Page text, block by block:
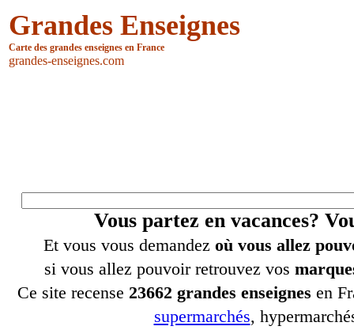
Grandes Enseignes
Carte des grandes enseignes en France
grandes-enseignes.com
Vous partez en vacances?
Et vous vous demandez où vous allez
si vous allez pouvoir retrouvez vos
Ce site recense 23662 grandes enseignes en
supermarchés,